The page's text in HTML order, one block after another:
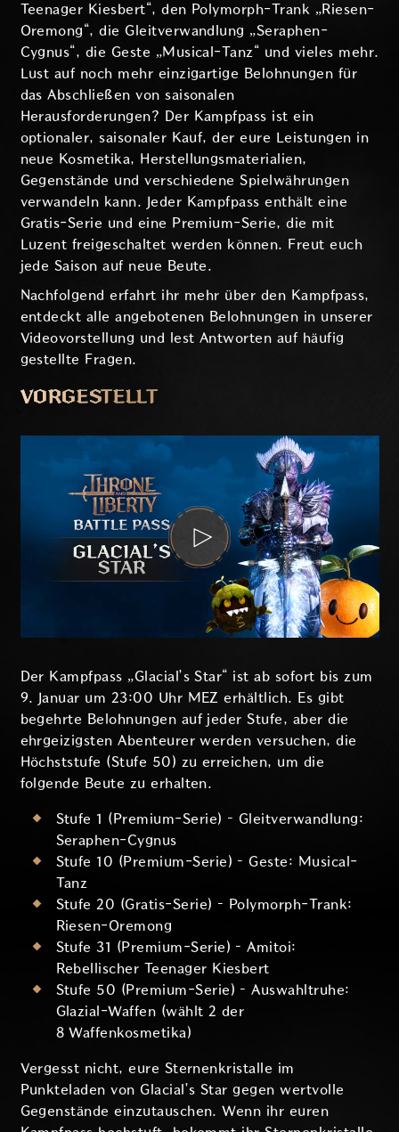
Teenager Kiesbert“, den Polymorph-Trank „Riesen-
Oremong“, die Gleitverwandlung „Seraphen-
Cygnus“, die Geste „Musical-Tanz“ und vieles mehr.
Lust auf noch mehr einzigartige Belohnungen für
das Abschließen von saisonalen
Herausforderungen? Der Kampfpass ist ein
optionaler, saisonaler Kauf, der eure Leistungen in
neue Kosmetika, Herstellungsmaterialien,
Gegenstände und verschiedene Spielwährungen
verwandeln kann. Jeder Kampfpass enthält eine
Gratis-Serie und eine Premium-Serie, die mit
Luzent freigeschaltet werden können. Freut euch
jede Saison auf neue Beute.
Nachfolgend erfahrt ihr mehr über den Kampfpass,
entdeckt alle angebotenen Belohnungen in unserer
Videovorstellung und lest Antworten auf häufig
gestellte Fragen.
VORGESTELLT
Der Kampfpass „Glacial’s Star“ ist ab sofort bis zum
9. Januar um 23:00 Uhr MEZ erhältlich. Es gibt
begehrte Belohnungen auf jeder Stufe, aber die
ehrgeizigsten Abenteurer werden versuchen, die
Höchststufe (Stufe 50) zu erreichen, um die
folgende Beute zu erhalten.
Stufe 1 (Premium-Serie) – Gleitverwandlung:
Seraphen-Cygnus
Stufe 10 (Premium-Serie) – Geste: Musical-
Tanz
Stufe 20 (Gratis-Serie) – Polymorph-Trank:
Riesen-Oremong
Stufe 31 (Premium-Serie) – Amitoi:
Rebellischer Teenager Kiesbert
Stufe 50 (Premium-Serie) – Auswahltruhe:
Glazial-Waffen (wählt 2 der
8 Waffenkosmetika)
Vergesst nicht, eure Sternenkristalle im
Punkteladen von Glacial’s Star gegen wertvolle
Gegenstände einzutauschen. Wenn ihr euren